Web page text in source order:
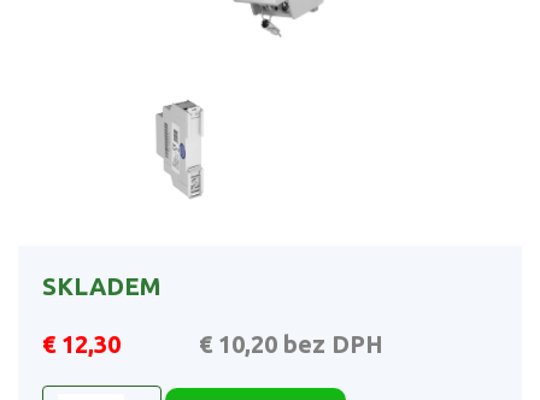
SKLADEM
€ 12,30 € 10,20 bez DPH